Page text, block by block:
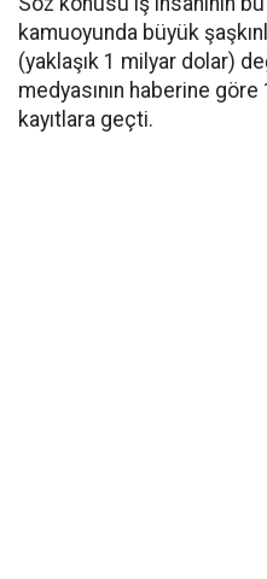
kamuoyunda büyük
(yaklaşık 1 milyar dolar)
medyasının haberine
kayıtlara geçti.